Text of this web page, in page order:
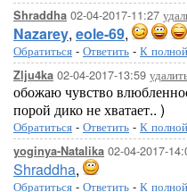
Shraddha 02-04-2017-11:27
Nazarey, eole-69,
Обратиться - Ответить - К
Zlju4ka 02-04-2017-13:59
обожаю чувство
порой дико не хватает.. )
Обратиться - Ответить - К
yoginya-Natalika 02-04-2017-
Shraddha,
Обратиться - Ответить - К